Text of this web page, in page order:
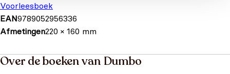
Voorleesboek
EAN9789052956336
Afmetingen220 × 160 mm
Over de boeken van Dumbo